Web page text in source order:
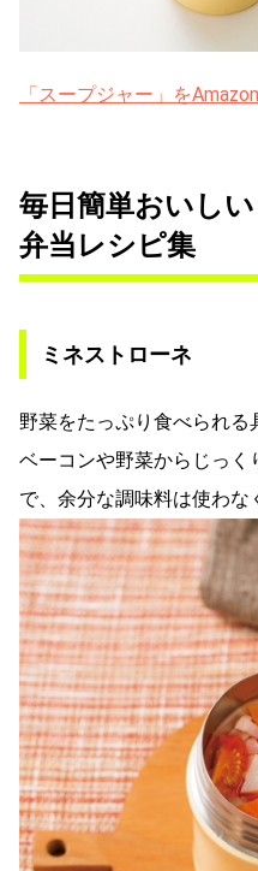
「スープジャー」を
毎日簡単おいし
弁当レシピ集
ミネストローネ
野菜をたっぷり食べられる
ベーコンや野菜からじっ
で、余分な調味料は使わな